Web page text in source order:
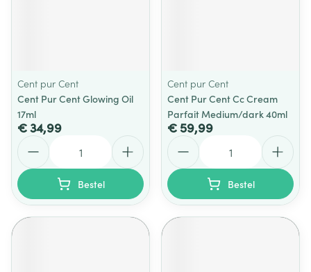
Cent pur Cent
Cent Pur Cent Glowing Oil
17ml
€ 34,99
Bestel
Cent pur Cent
Cent Pur Cent Cc Cream
Parfait Medium/dark 40ml
€ 59,99
Bestel